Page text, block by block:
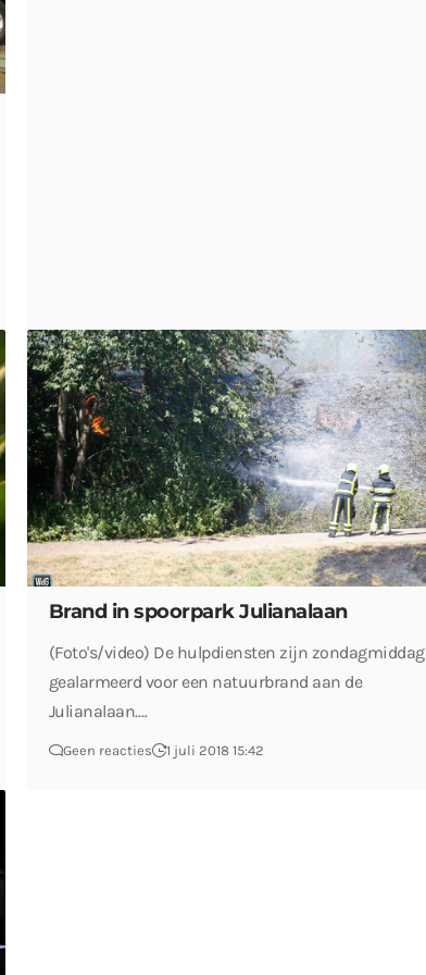
Brand in spoorpark Julianalaan
(Foto's/video) De hulpdiensten zijn zondagmiddag
gealarmeerd voor een natuurbrand aan de
Julianalaan.…
Geen reacties 1 juli 2018 15:42